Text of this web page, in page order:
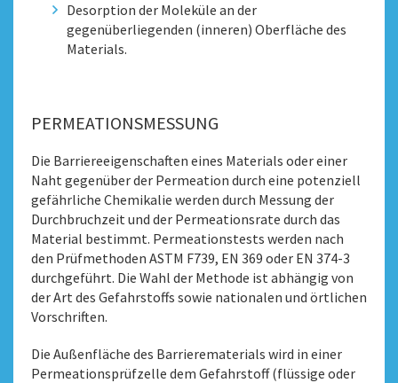
Desorption der Moleküle an der
gegenüberliegenden (inneren) Oberfläche des
Materials.
PERMEATIONSMESSUNG
Die Barriereeigenschaften eines Materials oder einer
Naht gegenüber der Permeation durch eine potenziell
gefährliche Chemikalie werden durch Messung der
Durchbruchzeit und der Permeationsrate durch das
Material bestimmt. Permeationstests werden nach
den Prüfmethoden ASTM F739, EN 369 oder EN 374-3
durchgeführt. Die Wahl der Methode ist abhängig von
der Art des Gefahrstoffs sowie nationalen und örtlichen
Vorschriften.
Die Außenfläche des Barrierematerials wird in einer
Permeationsprüfzelle dem Gefahrstoff (flüssige oder